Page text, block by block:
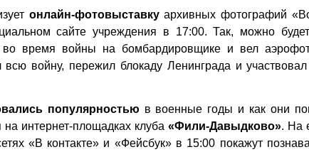
онлайн-фотовыставкуархивных фотографий
сайте учреждения в 17:00. Так, можно
во время войны на бомбардировщике и вел
войну, пережил блокаду Ленинграда и
популярностью в военные годы и как они
интернет-площадках клуба «Фили-Давыдково». На
«В контакте» и «Фейсбук»в 15:00 покажут